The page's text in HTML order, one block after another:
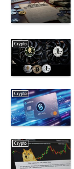
Crypto
Crypto
Crypto